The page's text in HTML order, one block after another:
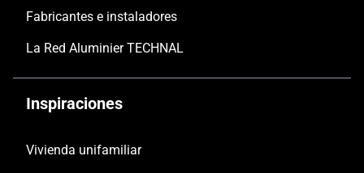
Fabricantes e instaladores
La Red Aluminier TECHNAL
Inspiraciones
Vivienda unifamiliar